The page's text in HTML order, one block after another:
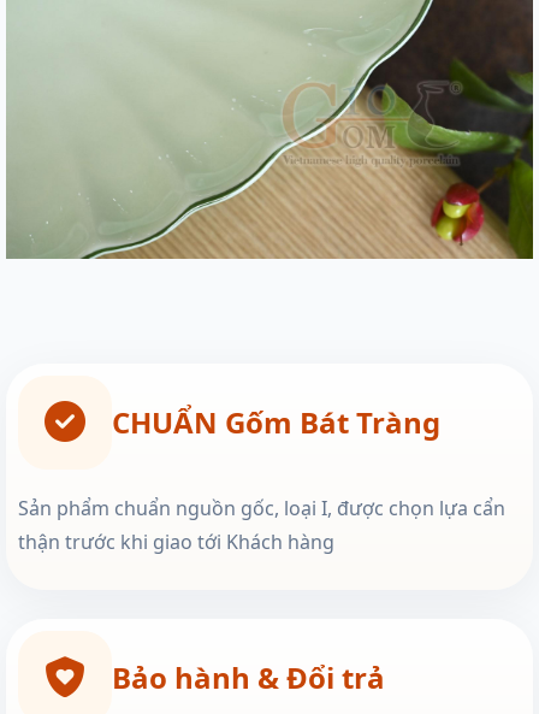
CHUẨN Gốm Bát Tràng
Sản phẩm chuẩn nguồn gốc, loại I, được chọn lựa cẩn
thận trước khi giao tới Khách hàng
Bảo hành & Đổi trả